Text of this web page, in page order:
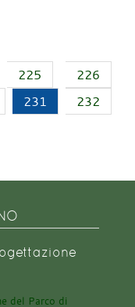
225
226
231
232